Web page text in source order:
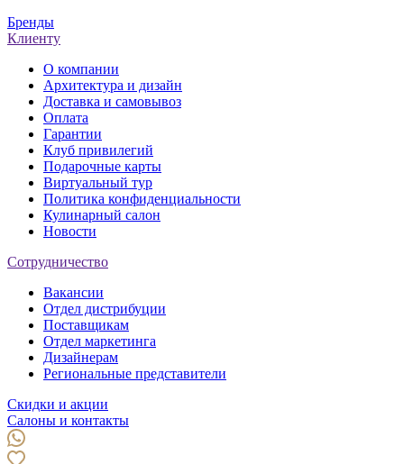
Бренды
Клиенту
О компании
Архитектура и дизайн
Доставка и самовывоз
Оплата
Гарантии
Клуб привилегий
Подарочные карты
Виртуальный тур
Политика конфиденциальности
Кулинарный салон
Новости
Сотрудничество
Вакансии
Отдел дистрибуции
Поставщикам
Отдел маркетинга
Дизайнерам
Региональные представители
Скидки и акции
Салоны и контакты